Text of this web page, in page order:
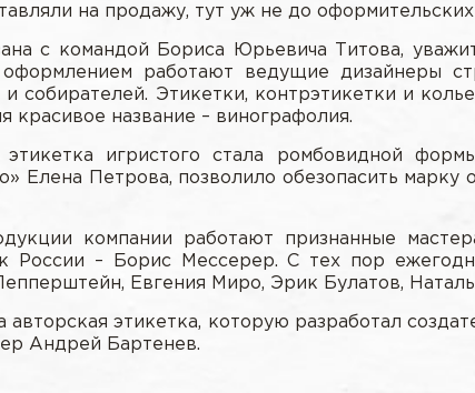
на продажу, тут уж не до оформительских
с командой Бориса Юрьевича Титова,
оформлением работают ведущие дизайнеры
собирателей. Этикетки, контрэтикетки и
красивое название – винографолия.
игристого стала ромбовидной
Елена Петрова, позволило обезопасить
компании работают признанные
России – Борис Мессерер. С тех пор
Евгения Миро, Эрик Булатов,
этикетка, которую разработал
Андрей Бартенев.